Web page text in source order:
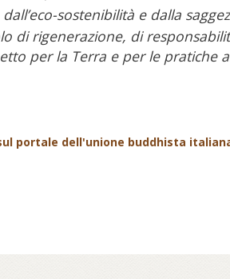
sostenibilità e dalla
di rigenerazione, di
per la Terra e per le pratiche
portale dell'unione buddhista